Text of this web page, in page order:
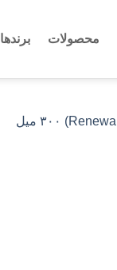
محصولات برندها